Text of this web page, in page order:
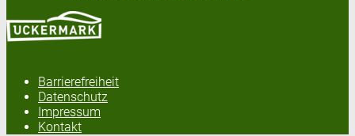
Barrierefreiheit
Datenschutz
Impressum
Kontakt